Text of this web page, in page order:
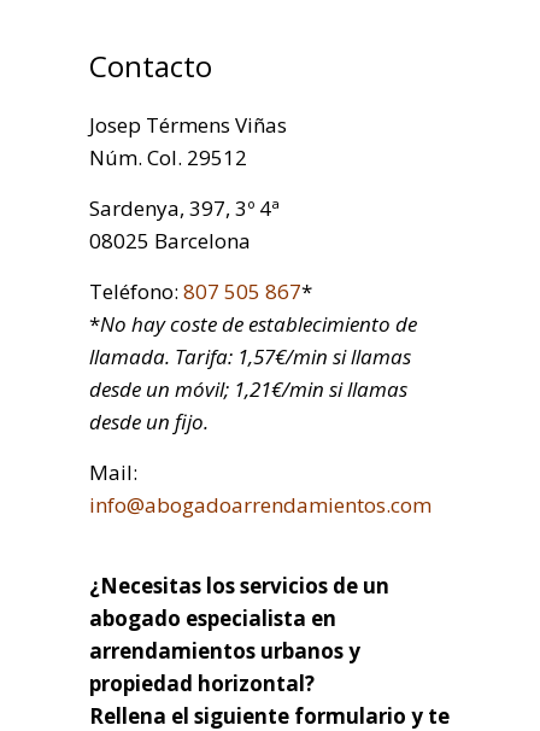
Contacto
Josep Térmens Viñas
Núm. Col. 29512
Sardenya, 397, 3º 4ª
08025 Barcelona
Teléfono: 807 505 867*
*No hay coste de establecimiento de
llamada. Tarifa: 1,57€/min si llamas
desde un móvil; 1,21€/min si llamas
desde un fijo.
Mail:
info@abogadoarrendamientos.com
¿Necesitas los servicios de un
abogado especialista en
arrendamientos urbanos y
propiedad horizontal?
Rellena el siguiente formulario y te